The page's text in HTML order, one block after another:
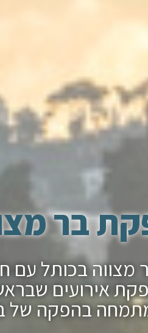
בר
אירועים
בהפקה של